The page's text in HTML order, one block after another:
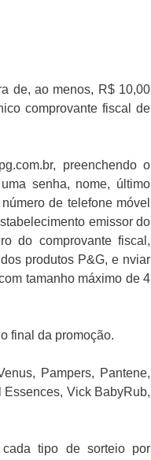
de, ao menos, R$ 10,00
comprovante fiscal de
preenchendo o
senha, nome, último
de telefone móvel
emissor do
do comprovante fiscal,
produtos P&G, e nviar
tamanho máximo de 4
final da promoção.
Pampers, Pantene,
Vick BabyRub,
tipo de sorteio por